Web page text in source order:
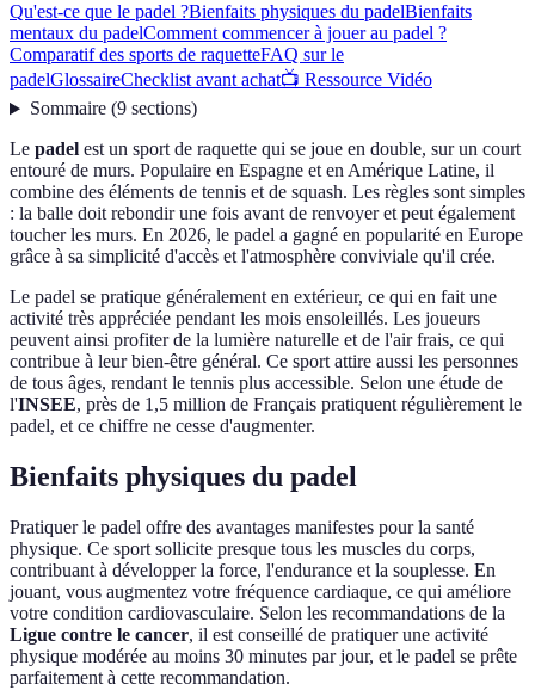
Qu'est-ce que le padel ?Bienfaits physiques du padelBienfaits
mentaux du padelComment commencer à jouer au padel ?
Comparatif des sports de raquetteFAQ sur le
padelGlossaireChecklist avant achat📺 Ressource Vidéo
Sommaire(9 sections)
Le padel est un sport de raquette qui se joue en double, sur un court
entouré de murs. Populaire en Espagne et en Amérique Latine, il
combine des éléments de tennis et de squash. Les règles sont simples
: la balle doit rebondir une fois avant de renvoyer et peut également
toucher les murs. En 2026, le padel a gagné en popularité en Europe
grâce à sa simplicité d'accès et l'atmosphère conviviale qu'il crée.
Le padel se pratique généralement en extérieur, ce qui en fait une
activité très appréciée pendant les mois ensoleillés. Les joueurs
peuvent ainsi profiter de la lumière naturelle et de l'air frais, ce qui
contribue à leur bien-être général. Ce sport attire aussi les personnes
de tous âges, rendant le tennis plus accessible. Selon une étude de
l'INSEE, près de 1,5 million de Français pratiquent régulièrement le
padel, et ce chiffre ne cesse d'augmenter.
Bienfaits physiques du padel
Pratiquer le padel offre des avantages manifestes pour la santé
physique. Ce sport sollicite presque tous les muscles du corps,
contribuant à développer la force, l'endurance et la souplesse. En
jouant, vous augmentez votre fréquence cardiaque, ce qui améliore
votre condition cardiovasculaire. Selon les recommandations de la
Ligue contre le cancer, il est conseillé de pratiquer une activité
physique modérée au moins 30 minutes par jour, et le padel se prête
parfaitement à cette recommandation.